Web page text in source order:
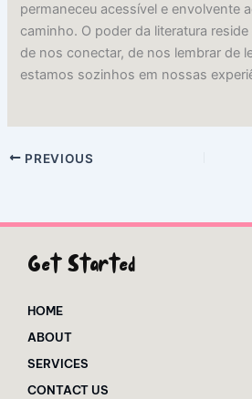
permaneceu acessível e envolvente
caminho. O poder da literatura
de nos conectar, de nos lembrar de
estamos sozinhos em nossas
PREVIOUS
Get Started
HOME
ABOUT
SERVICES
CONTACT US